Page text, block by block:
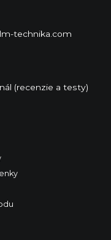
technika.com
(recenzie a testy)